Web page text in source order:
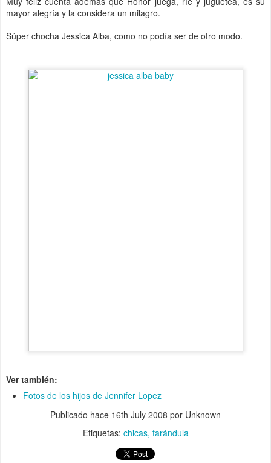
mayor alegría y la considera un milagro.
Súper chocha Jessica Alba, como no podía ser de otro modo.
Ver también:
Fotos de los hijos de Jennifer Lopez
Publicado hace 16th July 2008 por Unknown
Etiquetas: chicas farándula